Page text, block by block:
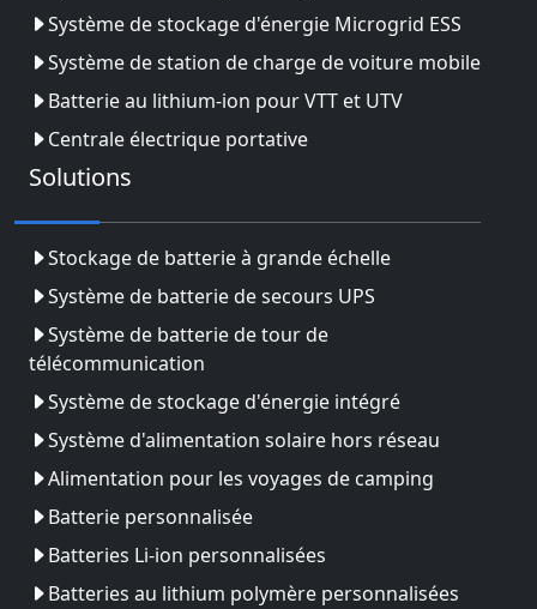
Système de stockage d'énergie Microgrid ESS
Système de station de charge de voiture mobile
Batterie au lithium-ion pour VTT et UTV
Centrale électrique portative
Solutions
Stockage de batterie à grande échelle
Système de batterie de secours UPS
Système de batterie de tour de
télécommunication
Système de stockage d'énergie intégré
Système d'alimentation solaire hors réseau
Alimentation pour les voyages de camping
Batterie personnalisée
Batteries Li-ion personnalisées
Batteries au lithium polymère personnalisées